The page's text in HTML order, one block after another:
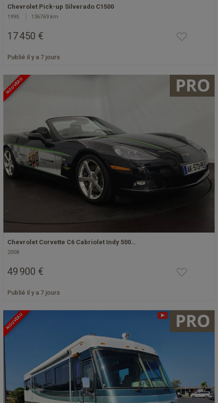
Chevrolet Pick-up Silverado C1500
1995 136769 km
17 450 €
Publié il y a 7 jours
NOUVEAU
Chevrolet Corvette C6 Cabriolet Indy 500…
2008
49 900 €
Publié il y a 7 jours
NOUVEAU